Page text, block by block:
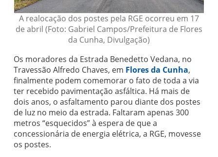
A realocação dos postes pela RGE ocorreu em 17
de abril (Foto: Gabriel Campos/Prefeitura de Flores
da Cunha, Divulgação)
Os moradores da Estrada Benedetto Vedana, no
Travessão Alfredo Chaves, em Flores da Cunha,
finalmente podem comemorar o fato de toda a via
ter recebido pavimentação asfáltica. Há mais de
dois anos, o asfaltamento parou diante dos postes
de luz no meio da estrada. Faltaram apenas 300
metros “esquecidos” à espera de que a
concessionária de energia elétrica, a RGE, movesse
os postes.